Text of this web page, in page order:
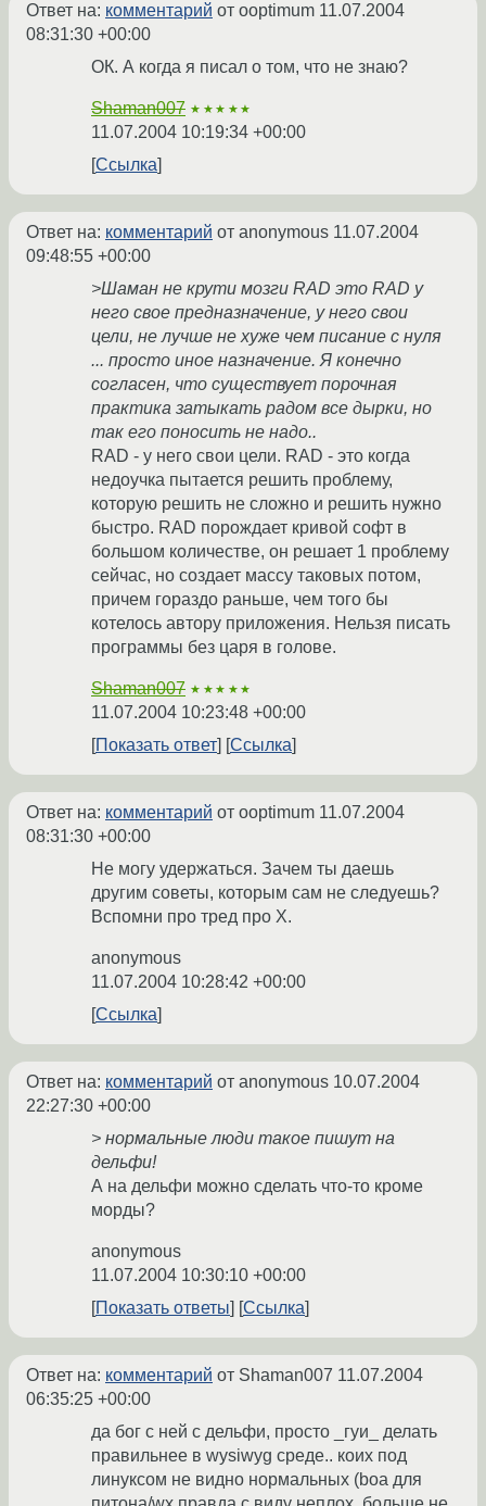
Ответ на: комментарий от ooptimum 11.07.2004
08:31:30 +00:00
ОК. А когда я писал о том, что не знаю?
Shaman007 ★★★★★
11.07.2004 10:19:34 +00:00
Ссылка
Ответ на: комментарий от anonymous 11.07.2004
09:48:55 +00:00
>Шаман не крути мозги RAD это RAD у
него свое предназначение, у него свои
цели, не лучше не хуже чем писание с нуля
... просто иное назначение. Я конечно
согласен, что существует порочная
практика затыкать радом все дырки, но
так его поносить не надо..
RAD - у него свои цели. RAD - это когда
недоучка пытается решить проблему,
которую решить не сложно и решить нужно
быстро. RAD порождает кривой софт в
большом количестве, он решает 1 проблему
сейчас, но создает массу таковых потом,
причем гораздо раньше, чем того бы
котелось автору приложения. Нельзя писать
программы без царя в голове.
Shaman007 ★★★★★
11.07.2004 10:23:48 +00:00
Показать ответ
Ссылка
Ответ на: комментарий от ooptimum 11.07.2004
08:31:30 +00:00
Не могу удержаться. Зачем ты даешь
другим советы, которым сам не следуешь?
Вспомни про тред про X.
anonymous
11.07.2004 10:28:42 +00:00
Ссылка
Ответ на: комментарий от anonymous 10.07.2004
22:27:30 +00:00
> нормальные люди такое пишут на
дельфи!
А на дельфи можно сделать что-то кроме
морды?
anonymous
11.07.2004 10:30:10 +00:00
Показать ответы
Ссылка
Ответ на: комментарий от Shaman007 11.07.2004
06:35:25 +00:00
да бог с ней с дельфи, просто _гуи_ делать
правильнее в wysiwyg среде.. коих под
линуксом не видно нормальных (boa для